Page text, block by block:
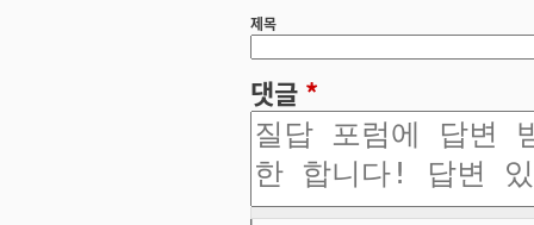
제목
댓글 *